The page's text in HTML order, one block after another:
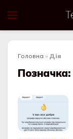
Головна » Дія
Позначка: